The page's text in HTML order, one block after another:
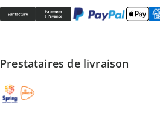
Prestataires de livraison